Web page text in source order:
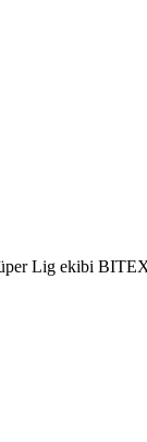
Lig ekibi